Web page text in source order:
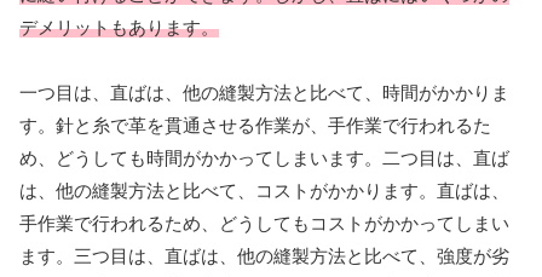
デメリットもあります。
一つ目は、直ばは、他の縫製方法と比べて、時間がかかりま
す。針と糸で革を貫通させる作業が、手作業で行われるた
め、どうしても時間がかかってしまいます。二つ目は、直ば
は、他の縫製方法と比べて、コストがかかります。直ばは、
手作業で行われるため、どうしてもコストがかかってしまい
ます。三つ目は、直ばは、他の縫製方法と比べて、強度が劣